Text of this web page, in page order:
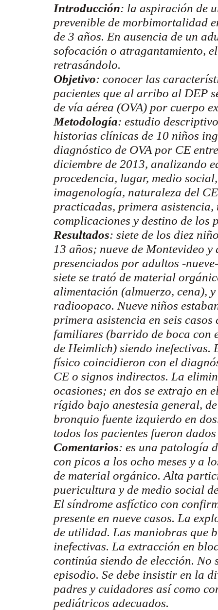
Introducción: la aspiración de
prevenible de morbimortalidad
de 3 años. En ausencia de un
sofocación o atragantamiento,
retrasándolo.
Objetivo: conocer las
pacientes que al arribo al DEP
de vía aérea (OVA) por cuerpo
Metodología: estudio
historias clínicas de 10 niños
diagnóstico de OVA por CE
diciembre de 2013, analizando
procedencia, lugar, medio
imagenología, naturaleza del
practicadas, primera
complicaciones y destino de los
Resultados: siete de los diez
13 años; nueve de Montevideo
presenciados por adultos -
siete se trató de material
alimentación (almuerzo, cena),
radioopaco. Nueve niños
primera asistencia en seis
familiares (barrido de boca con
de Heimlich) siendo inefectivas.
físico coincidieron con el
CE o signos indirectos. La
ocasiones; en dos se extrajo en
rígido bajo anestesia general,
bronquio fuente izquierdo en
todos los pacientes fueron
Comentarios: es una patología
con picos a los ocho meses y a
de material orgánico. Alta
puericultura y de medio social
El síndrome asfíctico con
presente en nueve casos. La
de utilidad. Las maniobras que
inefectivas. La extracción en
continúa siendo de elección. No
episodio. Se debe insistir en la
padres y cuidadores así como
pediátricos adecuados.